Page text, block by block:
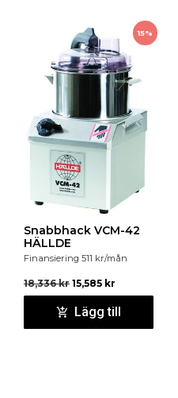
15%
Snabbhack VCM-42
HÄLLDE
Finansiering 511 kr/mån
18,336kr 15,585 kr
Lägg till